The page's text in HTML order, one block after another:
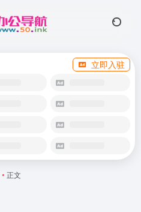
立即入驻
• 正文